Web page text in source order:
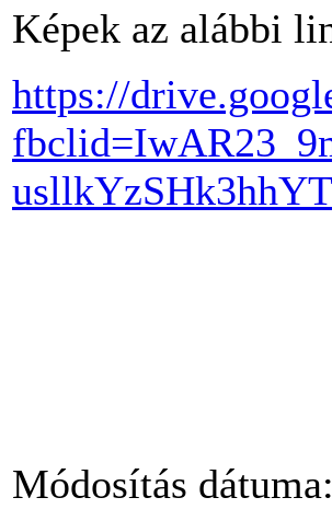
Képek az alábbi
https://
Módosítás